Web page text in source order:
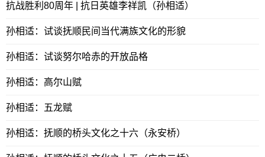
抗战胜利80周年 | 抗日英雄李祥凯（孙相适）
孙相适：试谈抚顺民间当代满族文化的形貌
孙相适：试谈努尔哈赤的开放品格
孙相适：高尔山赋
孙相适：五龙赋
孙相适：抚顺的桥头文化之十六（永安桥）